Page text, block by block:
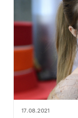
17.08.2021